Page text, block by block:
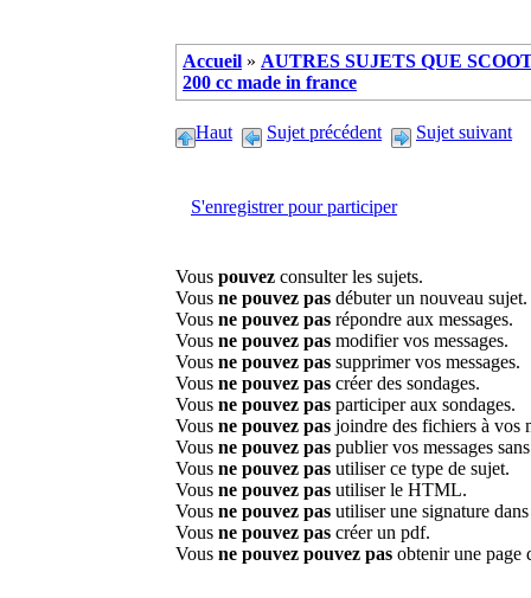
Accueil » AUTRES SUJETS QUE
200 cc made in france
Haut Sujet précédent Sujet suivant
S'enregistrer pour participer
Vous pouvez consulter les sujets.
Vous ne pouvez pas débuter un nouveau sujet.
Vous ne pouvez pas répondre aux messages.
Vous ne pouvez pas modifier vos messages.
Vous ne pouvez pas supprimer vos messages.
Vous ne pouvez pas créer des sondages.
Vous ne pouvez pas participer aux sondages.
Vous ne pouvez pas joindre des fichiers à vos
Vous ne pouvez pas publier vos messages
Vous ne pouvez pas utiliser ce type de sujet.
Vous ne pouvez pas utiliser le HTML.
Vous ne pouvez pas utiliser une signature
Vous ne pouvez pas créer un pdf.
Vous ne pouvez pouvez pas obtenir une page